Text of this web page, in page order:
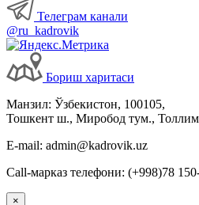
Телеграм канали
@ru_kadrovik
Бориш харитаси
Манзил: Ўзбекистон, 100105,
Тошкент ш., Миробод тум.,
E-mail: admin@kadrovik.uz
Call-марказ телефони: (+998)78
×